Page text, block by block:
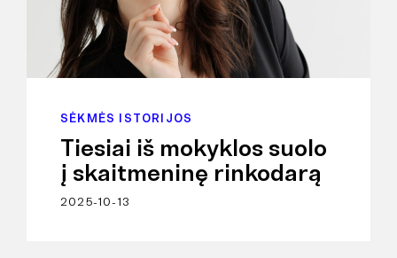
SĖKMĖS ISTORIJOS
Tiesiai iš mokyklos suolo
į skaitmeninę rinkodarą
2025-10-13